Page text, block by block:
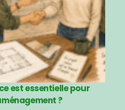
est essentielle pour
?